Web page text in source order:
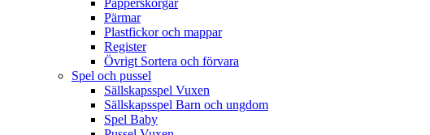
Papperskorgar
Pärmar
Plastfickor och mappar
Register
Övrigt Sortera och förvara
Spel och pussel
Sällskapsspel Vuxen
Sällskapsspel Barn och ungdom
Spel Baby